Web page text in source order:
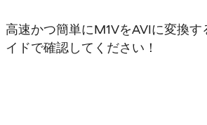
高速かつ簡単にM1VをAVIに変換
イドで確認してください！